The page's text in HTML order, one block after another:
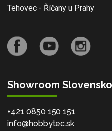
Tehovec - Říčany u Prahy
Showroom Slovensko
+421 0850 150 151
info@hobbytec.sk